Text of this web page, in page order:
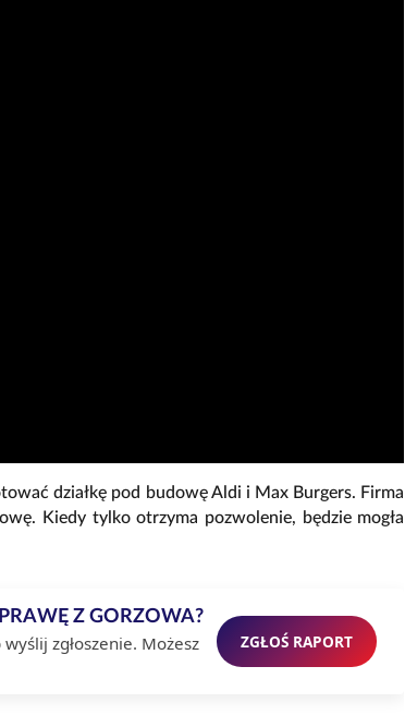
działkę pod budowę Aldi i Max Burgers. Firma
Kiedy tylko otrzyma pozwolenie, będzie mogła
Z GORZOWA?
wyślij zgłoszenie. Możesz
ZGŁOŚ RAPORT